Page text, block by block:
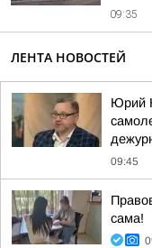
09:35
ЛЕНТА НОВОСТЕЙ
Юрий
09:45
сама!